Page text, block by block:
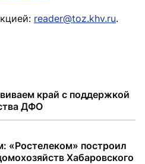
reader@toz.khv.ru.
край с поддержкой
ДФО
«Ростелеком» построил
Хабаровского